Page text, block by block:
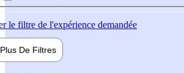
le filtre de l'expérience demandée
Plus De Filtres